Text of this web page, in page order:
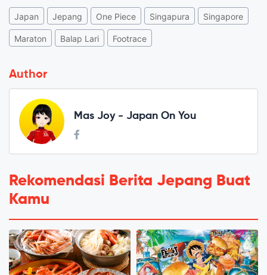
Japan Jepang One Piece Singapura Singapore
Maraton Balap Lari Footrace
Author
Mas Joy - Japan On You
Rekomendasi Berita Jepang Buat
Kamu